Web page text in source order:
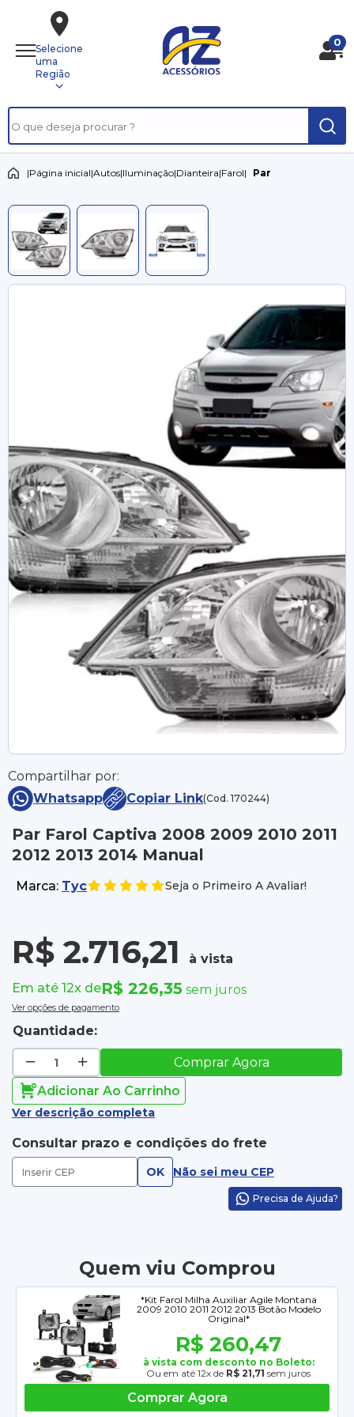
Selecione
uma
Região
0
|Página inicial|Autos|Iluminação|Dianteira|Farol| Par
Compartilhar por:
Whatsapp
Copiar Link(Cod. 170244)
Par Farol Captiva 2008 2009 2010 2011
2012 2013 2014 Manual
Marca: Tyc Seja o Primeiro A Avaliar!
R$ 2.716,21
à vista
Em até 12x deR$ 226,35 sem juros
Ver opções de pagamento
Quantidade:
Comprar Agora
Adicionar Ao Carrinho
Ver descrição completa
Consultar prazo e condições do frete
OK Não sei meu CEP
Precisa de Ajuda?
Quem viu Comprou
*Kit Farol Milha Auxiliar Agile Montana
2009 2010 2011 2012 2013 Botão Modelo
Original*
R$ 260,47
à vista com desconto no Boleto:
Ou em até 12x de R$ 21,71 sem juros
Comprar Agora